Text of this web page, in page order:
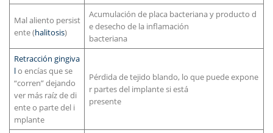
Mal aliento persist
ente (halitosis)
Acumulación de placa bacteriana y producto d
e desecho de la inflamación
bacteriana
Retracción gingiva
lo encías que se
“corren” dejando
ver más raíz de di
ente o parte del i
mplante
Pérdida de tejido blando, lo que puede expone
r partes del implante si está
presente